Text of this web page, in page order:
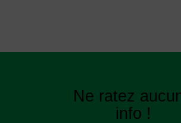
Ne ratez
info !